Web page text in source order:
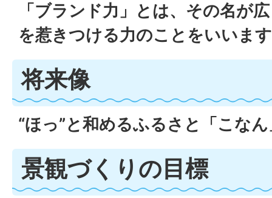
「ブランド力」とは、その名が
を惹きつける力のことをいいま
将来像
“ほっ”と和めるふるさと「こな
景観づくりの目標